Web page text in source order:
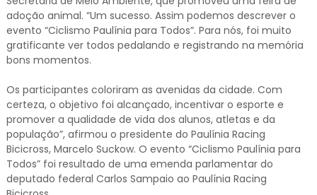
adoção animal. “Um sucesso. Assim podemos descrever o
evento “Ciclismo Paulínia para Todos”. Para nós, foi muito
gratificante ver todos pedalando e registrando na memória
bons momentos.
Os participantes coloriram as avenidas da cidade. Com
certeza, o objetivo foi alcançado, incentivar o esporte e
promover a qualidade de vida dos alunos, atletas e da
população”, afirmou o presidente do Paulínia Racing
Bicicross, Marcelo Suckow. O evento “Ciclismo Paulínia para
Todos” foi resultado de uma emenda parlamentar do
deputado federal Carlos Sampaio ao Paulínia Racing